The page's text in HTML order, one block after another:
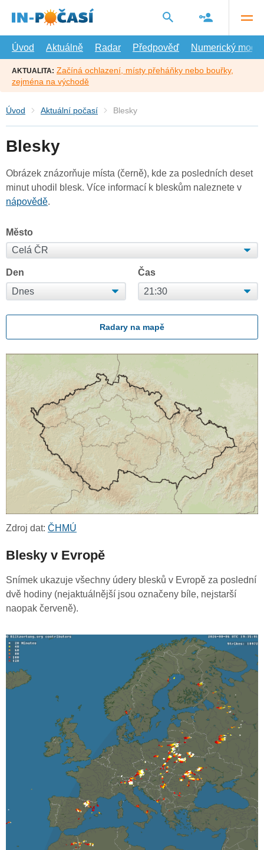
hlavní
Úvod
Aktuálně Radar Předpověď Numerický model
AKTUALITA: Začíná ochlazení, místy přeháňky nebo bouřky,
zejména na východě
Úvod Aktuální počasí Blesky
Blesky
Obrázek znázorňuje místa (černě), kde za posledních deset
minut uhodil blesk. Více informací k bleskům naleznete v
nápovědě.
Město
Den Čas
Radary na mapě
Zdroj dat: ČHMÚ
Blesky v Evropě
Snímek ukazuje všechny údery blesků v Evropě za poslední
dvě hodiny (nejaktuálnější jsou označeny bíle, nejstarší
naopak červeně).